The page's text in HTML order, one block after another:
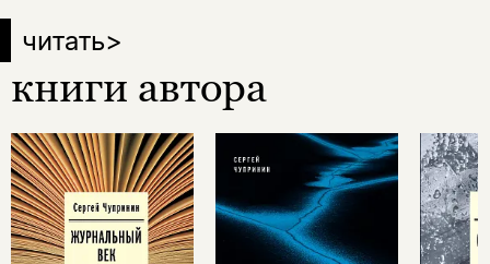
читать>
книги автора